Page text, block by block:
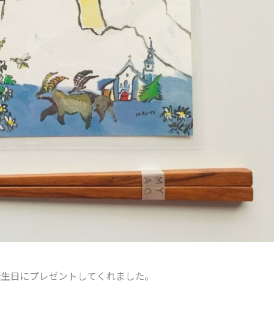
日にプレゼントしてくれました。